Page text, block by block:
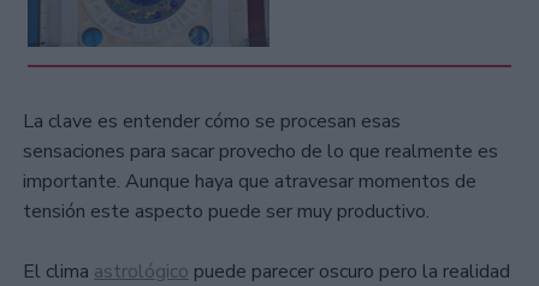
La clave es entender cómo se procesan esas
sensaciones para sacar provecho de lo que realmente es
importante. Aunque haya que atravesar momentos de
tensión este aspecto puede ser muy productivo.
El clima astrológico puede parecer oscuro pero la realidad